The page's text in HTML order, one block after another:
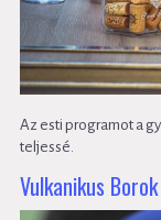
Az esti programot a
teljessé.
Vulkanikus